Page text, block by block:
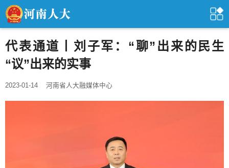
代表通道丨刘子军：“聊”出来的民生
“议”出来的实事
2023-01-14 河南省人大融媒体中心